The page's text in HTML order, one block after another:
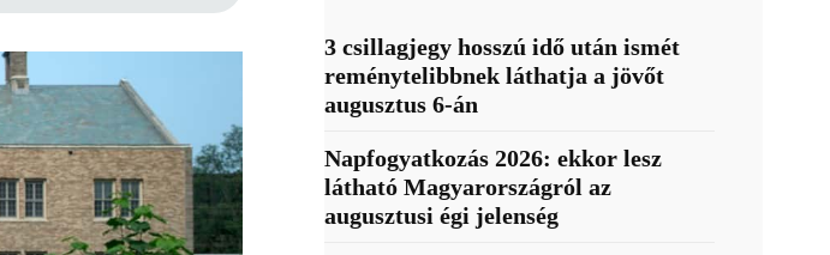
3 csillagjegy hosszú idő után ismét
reménytelibbnek láthatja a jövőt
augusztus 6-án
Napfogyatkozás 2026: ekkor lesz
látható Magyarországról az
augusztusi égi jelenség